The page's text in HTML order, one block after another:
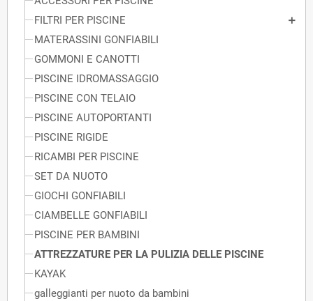
FILTRI PER PISCINE
MATERASSINI GONFIABILI
GOMMONI E CANOTTI
PISCINE IDROMASSAGGIO
PISCINE CON TELAIO
PISCINE AUTOPORTANTI
PISCINE RIGIDE
RICAMBI PER PISCINE
SET DA NUOTO
GIOCHI GONFIABILI
CIAMBELLE GONFIABILI
PISCINE PER BAMBINI
ATTREZZATURE PER LA PULIZIA DELLE PISCINE
KAYAK
galleggianti per nuoto da bambini